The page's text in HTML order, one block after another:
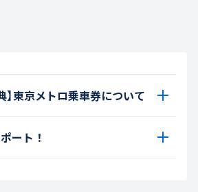
】東京メトロ乗車券について
ート！